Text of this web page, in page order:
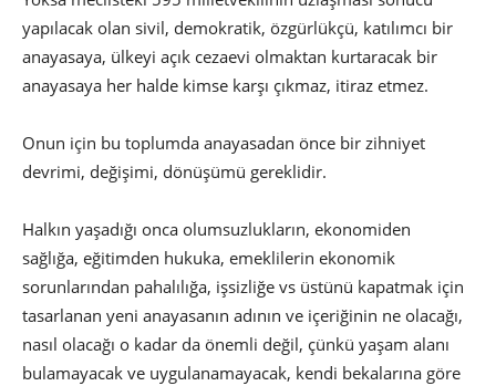
yapılacak olan sivil, demokratik, özgürlükçü, katılımcı bir
anayasaya, ülkeyi açık cezaevi olmaktan kurtaracak bir
anayasaya her halde kimse karşı çıkmaz, itiraz etmez.
Onun için bu toplumda anayasadan önce bir zihniyet
devrimi, değişimi, dönüşümü gereklidir.
Halkın yaşadığı onca olumsuzlukların, ekonomiden
sağlığa, eğitimden hukuka, emeklilerin ekonomik
sorunlarından pahalılığa, işsizliğe vs üstünü kapatmak için
tasarlanan yeni anayasanın adının ve içeriğinin ne olacağı,
nasıl olacağı o kadar da önemli değil, çünkü yaşam alanı
bulamayacak ve uygulanamayacak, kendi bekalarına göre